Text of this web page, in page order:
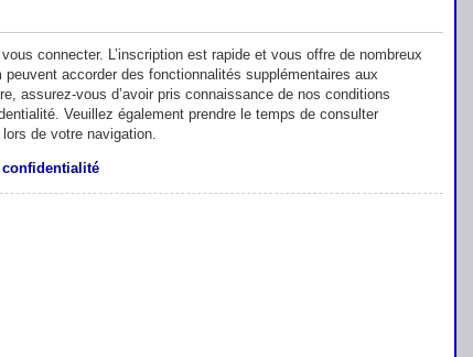
connecter. L’inscription est rapide et vous offre de nombreux
accorder des fonctionnalités supplémentaires aux
assurez-vous d’avoir pris connaissance de nos conditions
Veuillez également prendre le temps de consulter
de votre navigation.